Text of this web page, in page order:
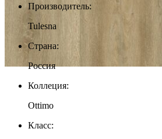
Производитель:
Tulesna
Страна:
Россия
Коллеция:
Ottimo
Класс: